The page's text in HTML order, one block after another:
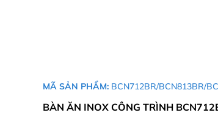
MÃ SẢN PHẨM: BCN712BR/BCN813BR/
BÀN ĂN INOX CÔNG TRÌNH